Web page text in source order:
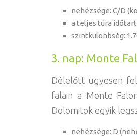
nehézsége: C/D
a teljes túra
szintkülönbség:
3. nap: Monte
Délelőtt ügyesen
falain a Monte
Dolomitok egyik
nehézsége: D